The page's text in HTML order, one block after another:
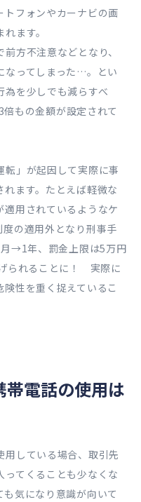
トフォンやカーナビの画
ます。
方不注意などとなり、
なってしまった…。とい
為を少しでも減らすべ
もの金額が設定されて
転」が起因して実際に事
ます。たとえば軽微な
用されているようなケ
の適用外となり刑事手
→1年、罰金上限は5万円
られることに！ 実際に
性を重く捉えているこ
電話の使用は
用している場合、取引先
てくることも少なくな
気になり意識が向いて